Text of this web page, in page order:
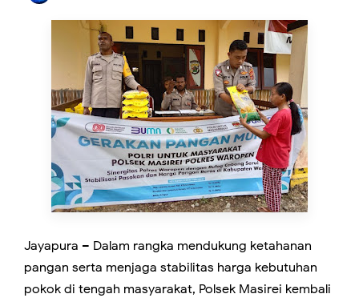
Jayapura – Dalam rangka mendukung ketahanan
pangan serta menjaga stabilitas harga kebutuhan
pokok di tengah masyarakat, Polsek Masirei kembali